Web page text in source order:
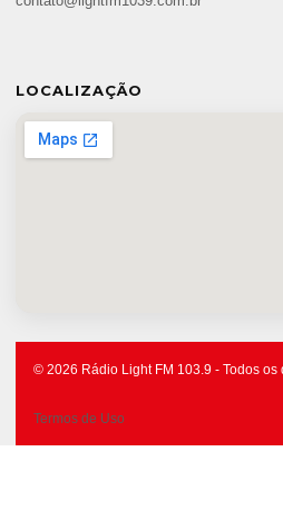
LOCALIZAÇÃO
© 2026 Rádio Light FM 103.9 - Todos os
Termos de Uso